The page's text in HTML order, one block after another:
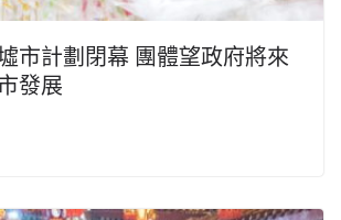
市計劃閉幕 團體望政府將來
發展